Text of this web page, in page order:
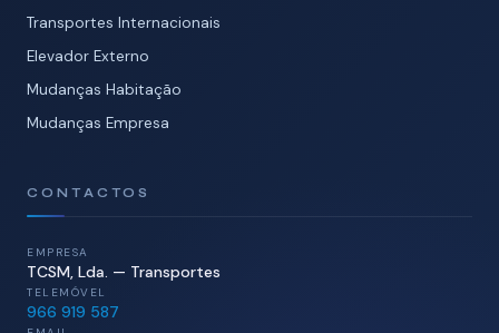
Transportes Internacionais
Elevador Externo
Mudanças Habitação
Mudanças Empresa
CONTACTOS
EMPRESA
TCSM, Lda. — Transportes
TELEMÓVEL
966 919 587